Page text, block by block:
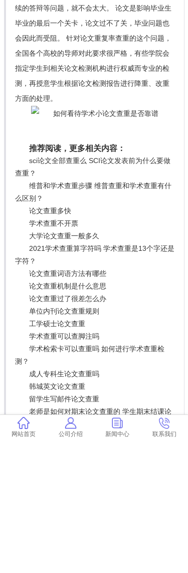
续的答辩等问题，就不会太大。 论文是影响毕业生
毕业的最后一个关卡，论文过不了关，毕业问题也
会因此而受阻。 针对论文重复率查重的这个问题，
全国各个高校的导师对此要求很严格，有些学院会
指定学生到相关论文检测机构进行权威而专业的检
测，再授意学生根据论文检测报告进行降重、改重
方面的处理。
推荐阅读，更多相关内容：
sci论文全部查重么 SCI论文发表前为什么要做
查重？
维普和学术查重步骤 维普查重和学术查重有什
么区别？
论文查重多快
学术查重不开票
大学论文查重一般多久
2021学术查重算字符吗 学术查重是13个字还是
字符？
论文查重词语方法有哪些
论文查重机制是什么意思
论文查重过了很差怎么办
单位内刊论文查重规则
工学硕士论文查重
学术查重可以查脚注吗
学术检索卡可以查重吗 如何进行学术查重检
测？
成人专科生论文查重吗
韩城英文论文查重
留学生写邮件论文查重
老师是如何对期末论文查重的 学生期末结课论
文如何查重？
论文查重会查网页文章吗
网站首页 公司介绍 新闻中心 联系我们